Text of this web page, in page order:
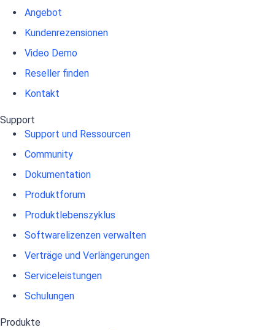
Angebot
Kundenrezensionen
Video Demo
Reseller finden
Kontakt
Support
Support und Ressourcen
Community
Dokumentation
Produktforum
Produktlebenszyklus
Softwarelizenzen verwalten
Verträge und Verlängerungen
Serviceleistungen
Schulungen
Produkte